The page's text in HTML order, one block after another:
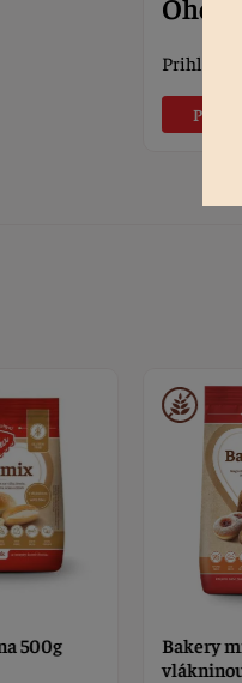
Prihláste
Bakery mix
vlákninou 1kg